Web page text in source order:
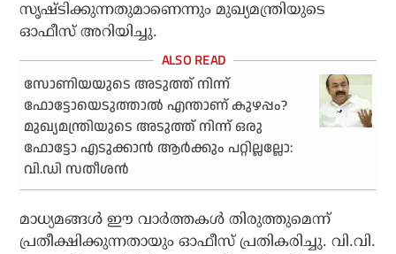
സൃഷ്ടിക്കുന്നതുമാണെന്നും മുഖ്യമന്ത്രിയുടെ
ഓഫീസ് അറിയിച്ചു.
സോണിയയുടെ അടുത്ത് നിന്ന്
ഫോട്ടോയെടുത്താല്‍ എന്താണ് കുഴപ്പം?
മുഖ്യമന്ത്രിയുടെ അടുത്ത് നിന്ന് ഒരു
ഫോട്ടോ എടുക്കാന്‍ ആര്‍ക്കും പറ്റില്ലല്ലോ:
വി.ഡി സതീശന്‍
മാധ്യമങ്ങള്‍ ഈ വാര്‍ത്തകള്‍ തിരുത്തുമെന്ന്
പ്രതീക്ഷിക്കുന്നതായും ഓഫീസ് പ്രതികരിച്ചു. വി.വി.